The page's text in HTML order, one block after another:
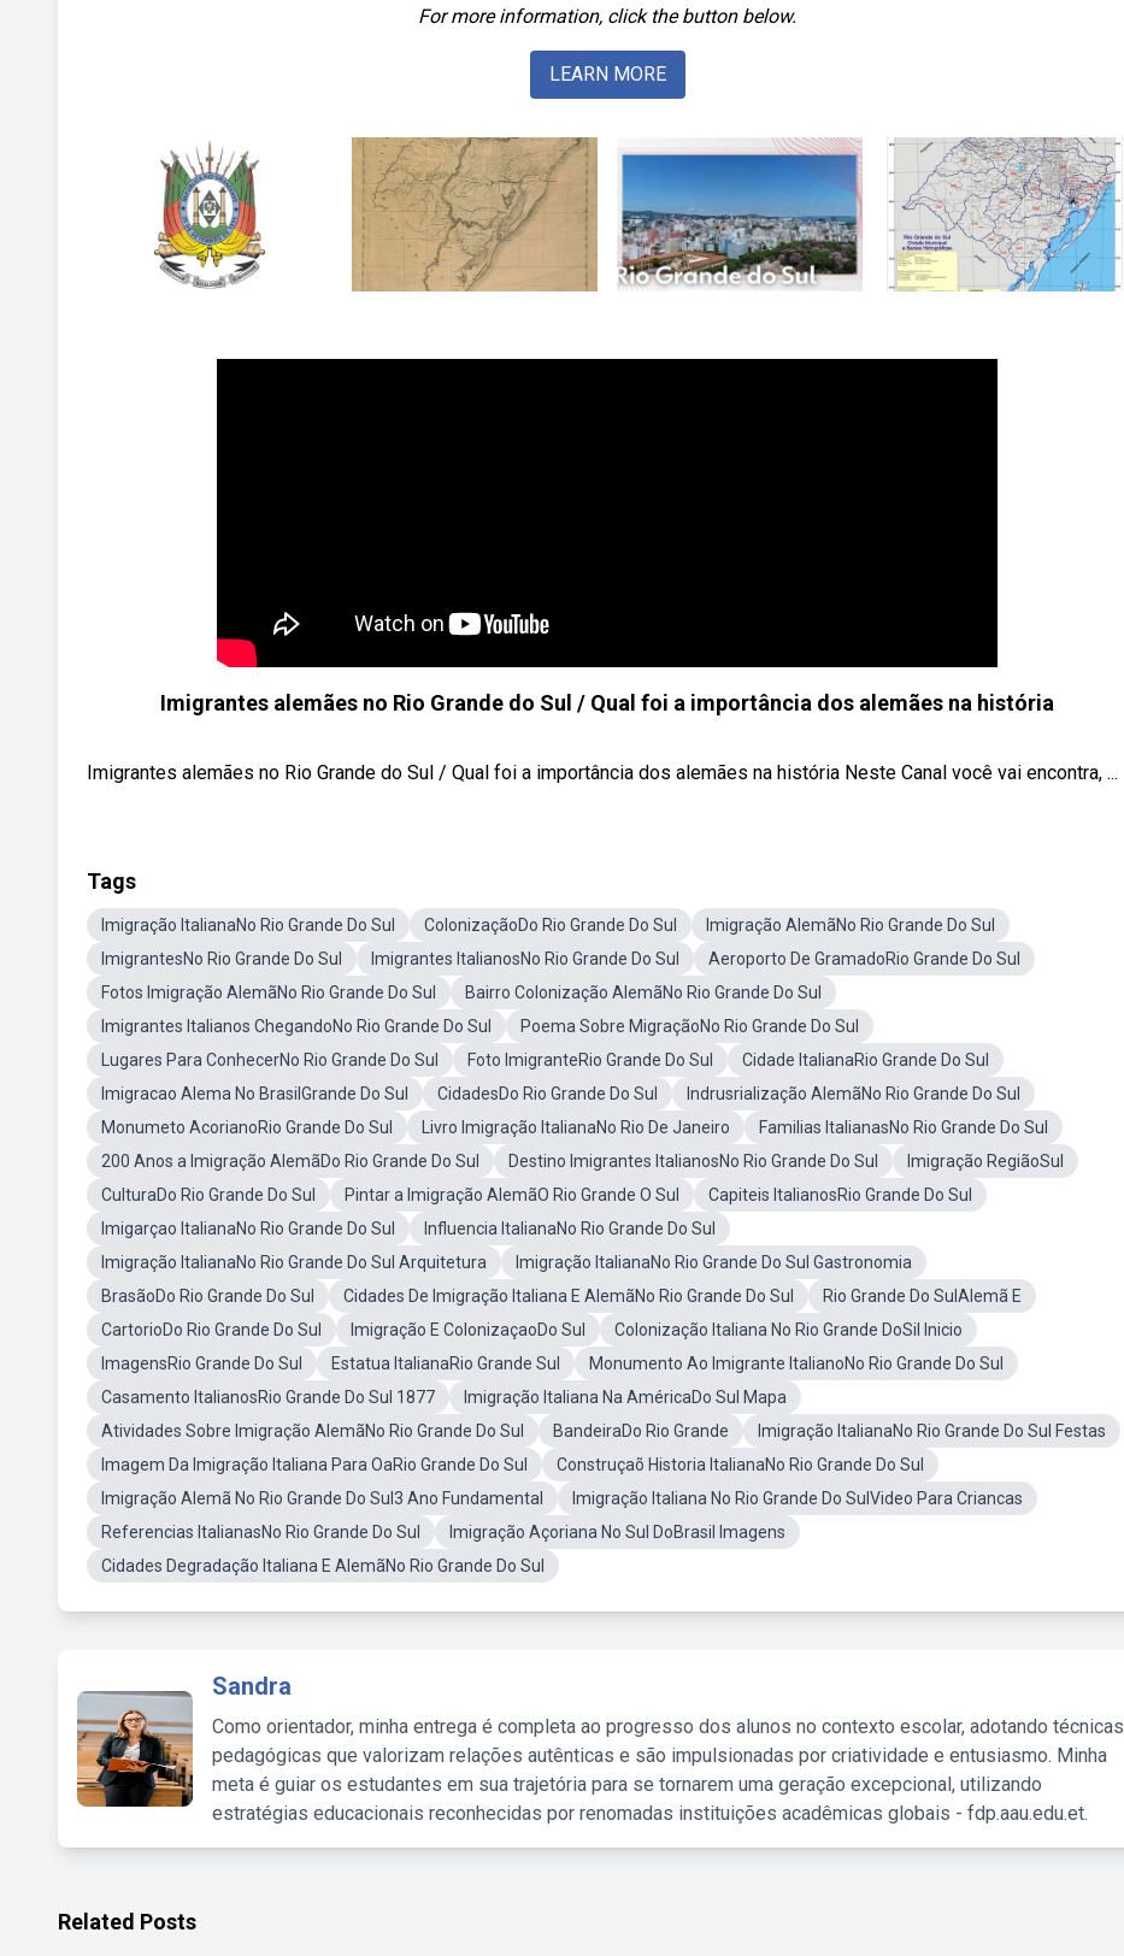
For more information, click the button below.
LEARN MORE
Imigrantes alemães no Rio Grande do Sul / Qual foi a importância dos alemães na história
Imigrantes alemães no Rio Grande do Sul / Qual foi a importância dos alemães na história Neste Canal você vai encontra, ...
Tags
Imigração ItalianaNo Rio Grande Do Sul ColonizaçãoDo Rio Grande Do Sul
Imigração AlemãNo Rio Grande Do Sul
ImigrantesNo Rio Grande Do Sul
Imigrantes ItalianosNo Rio Grande Do Sul
Aeroporto De GramadoRio Grande Do Sul
Fotos Imigração AlemãNo Rio Grande Do Sul
Bairro Colonização AlemãNo Rio Grande Do Sul
Imigrantes Italianos ChegandoNo Rio Grande Do Sul
Poema Sobre MigraçãoNo Rio Grande Do Sul
Lugares Para ConhecerNo Rio Grande Do Sul
Foto ImigranteRio Grande Do Sul
Cidade ItalianaRio Grande Do Sul
Imigracao Alema No BrasilGrande Do Sul
CidadesDo Rio Grande Do Sul
Indrusrialização AlemãNo Rio Grande Do Sul
Monumeto AcorianoRio Grande Do Sul
Livro Imigração ItalianaNo Rio De Janeiro
Familias ItalianasNo Rio Grande Do Sul
200 Anos a Imigração AlemãDo Rio Grande Do Sul
Destino Imigrantes ItalianosNo Rio Grande Do Sul
Imigração RegiãoSul
CulturaDo Rio Grande Do Sul
Pintar a Imigração AlemãO Rio Grande O Sul
Capiteis ItalianosRio Grande Do Sul
Imigarçao ItalianaNo Rio Grande Do Sul
Influencia ItalianaNo Rio Grande Do Sul
Imigração ItalianaNo Rio Grande Do Sul Arquitetura
Imigração ItalianaNo Rio Grande Do Sul Gastronomia
BrasãoDo Rio Grande Do Sul
Cidades De Imigração Italiana E AlemãNo Rio Grande Do Sul
Rio Grande Do SulAlemã E
CartorioDo Rio Grande Do Sul
Imigração E ColonizaçaoDo Sul
Colonização Italiana No Rio Grande DoSil Inicio
ImagensRio Grande Do Sul
Estatua ItalianaRio Grande Sul
Monumento Ao Imigrante ItalianoNo Rio Grande Do Sul
Casamento ItalianosRio Grande Do Sul 1877
Imigração Italiana Na AméricaDo Sul Mapa
Atividades Sobre Imigração AlemãNo Rio Grande Do Sul
BandeiraDo Rio Grande
Imigração ItalianaNo Rio Grande Do Sul Festas
Imagem Da Imigração Italiana Para OaRio Grande Do Sul
Construçaõ Historia ItalianaNo Rio Grande Do Sul
Imigração Alemã No Rio Grande Do Sul3 Ano Fundamental
Imigração Italiana No Rio Grande Do SulVideo Para Criancas
Referencias ItalianasNo Rio Grande Do Sul
Imigração Açoriana No Sul DoBrasil Imagens
Cidades Degradação Italiana E AlemãNo Rio Grande Do Sul
Sandra
Como orientador, minha entrega é completa ao progresso dos alunos no contexto escolar, adotando técnicas
pedagógicas que valorizam relações autênticas e são impulsionadas por criatividade e entusiasmo. Minha
meta é guiar os estudantes em sua trajetória para se tornarem uma geração excepcional, utilizando
estratégias educacionais reconhecidas por renomadas instituições acadêmicas globais - fdp.aau.edu.et.
Related Posts